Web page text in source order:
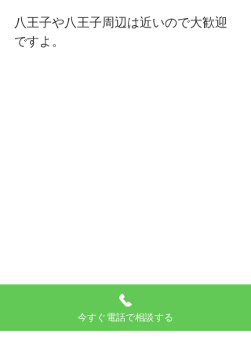
八王子や八王子周辺は近いので大歓迎
ですよ。
今すぐ電話で相談する